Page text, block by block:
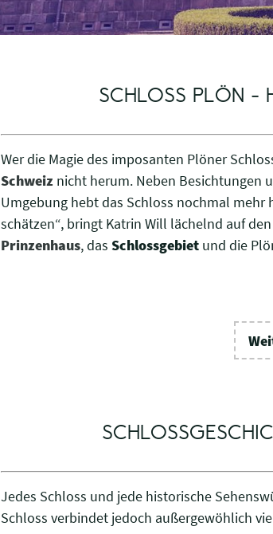
SCHLOSS PLÖN -
Wer die Magie des imposanten Plöner
Schweiz nicht herum. Neben Besichtungen
Umgebung hebt das Schloss nochmal mehr
schätzen“, bringt Katrin Will lächelnd auf
Prinzenhaus, das Schlossgebiet und die
Jedes Schloss und jede historische
Schloss verbindet jedoch außergewöhlich